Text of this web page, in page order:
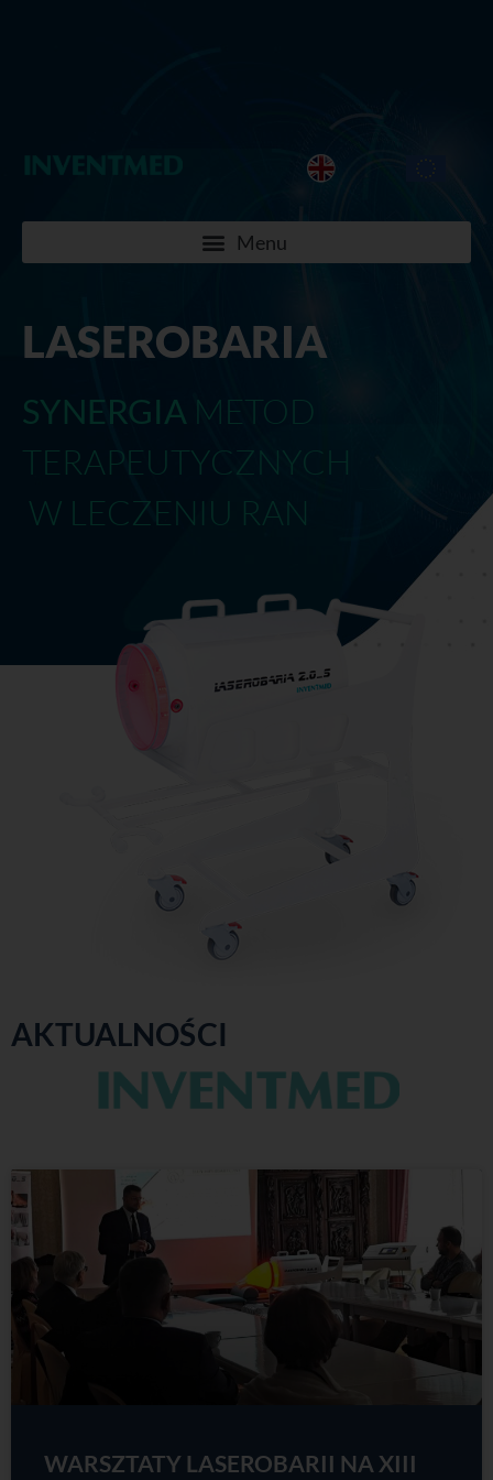
LASEROBARIA
SYNERGIA METOD
TERAPEUTYCZNYCH
W LECZENIU RAN
AKTUALNOŚCI
WARSZTATY LASEROBARII NA XIII